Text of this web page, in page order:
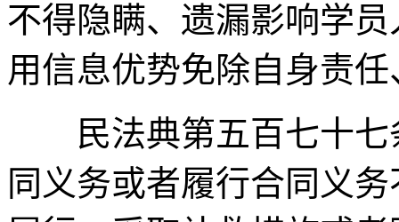
不得隐瞒、遗漏影响学
用信息优势免除自身责
民法典第五百七十七
同义务或者履行合同义